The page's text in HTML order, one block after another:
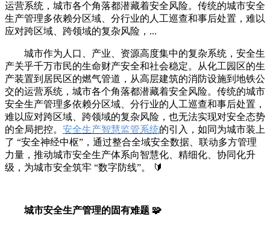
运营系统，城市各个角落都潜藏着安全风险。传统的城市安全
生产管理多依赖分区域、分行业的人工巡查和事后处置，难以
应对跨区域、跨领域的复杂风险，...
城市作为人口、产业、资源高度集中的复杂系统，安全生
产关乎千万市民的生命财产安全和社会稳定。从化工园区的生
产装置到居民区的燃气管道，从高层建筑的消防设施到地铁公
交的运营系统，城市各个角落都潜藏着安全风险。传统的城市
安全生产管理多依赖分区域、分行业的人工巡查和事后处置，
难以应对跨区域、跨领域的复杂风险，也无法实现对安全态势
的全局把控。 安全生产智慧监管系统的引入，如同为城市装上
了 “安全神经中枢”，通过整合全域安全数据、联动多方管理
力量，推动城市安全生产体系向智慧化、精细化、协同化升
级，为城市安全筑牢 “数字防线”。 🔰
城市安全生产管理的固有难题 🧩